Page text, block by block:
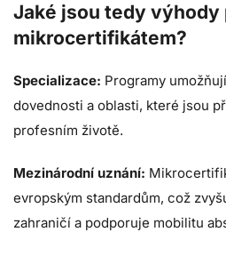
Jaké jsou tedy výhody
mikrocertifikátem?
Specializace: Programy
dovednosti a oblasti, které jsou
profesním životě.
Mezinárodní uznání:
evropským standardům, což
zahraničí a podporuje mobilitu